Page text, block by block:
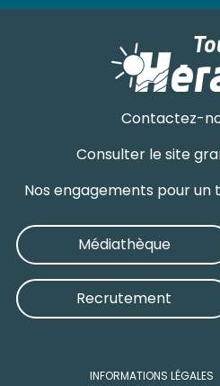
Contactez-
Consulter le site
Nos engagements pour un
Médiathèque
Recrutement
INFORMATIONS LÉGALES